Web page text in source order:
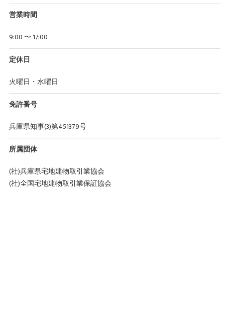
営業時間
9:00 〜 17:00
定休日
火曜日・水曜日
免許番号
兵庫県知事(3)第451379号
所属団体
(社)兵庫県宅地建物取引業協会
(社)全国宅地建物取引業保証協会